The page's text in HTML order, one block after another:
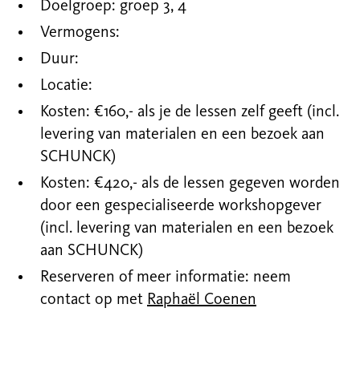
Doelgroep: groep 3, 4
Vermogens:
Duur:
Locatie:
Kosten: €160,- als je de lessen zelf geeft (incl.
levering van materialen en een bezoek aan
SCHUNCK)
Kosten: €420,- als de lessen gegeven worden
door een gespecialiseerde workshopgever
(incl. levering van materialen en een bezoek
aan SCHUNCK)
Reserveren of meer informatie: neem
contact op met Raphaël Coenen